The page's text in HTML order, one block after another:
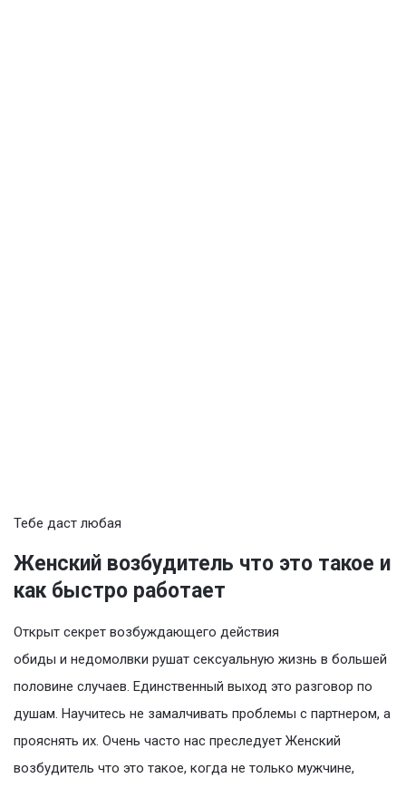
Тебе даст любая
Женский возбудитель что это такое и
как быстро работает
Открыт секрет возбуждающего действия
обиды и недомолвки рушат сексуальную жизнь в большей
половине случаев. Единственный выход это разговор по
душам. Научитесь не замалчивать проблемы с партнером, а
прояснять их. Очень часто нас преследует Женский
возбудитель что это такое, когда не только мужчине,